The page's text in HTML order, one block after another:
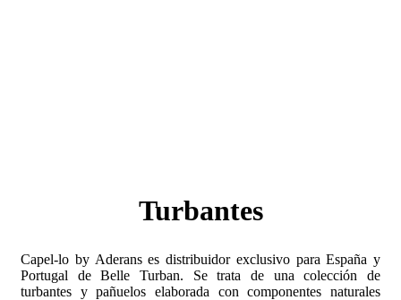
Turbantes
Capel-lo by Aderans es distribuidor exclusivo para España y
Portugal de Belle Turban. Se trata de una colección de
turbantes y pañuelos elaborada con componentes naturales